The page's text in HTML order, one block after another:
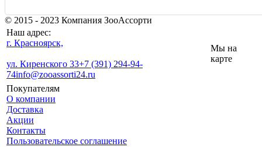
© 2015 - 2023 Компания ЗооАссорти
Наш адрес:
г. Красноярск,
ул. Киренского 33+7 (391) 294-94-
74info@zooassorti24.ru
Мы на
карте
Покупателям
О компании
Доставка
Акции
Контакты
Пользовательское соглашение